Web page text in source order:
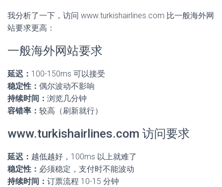
我分析了一下，访问 www.turkishairlines.com 比一般海外网
站要求更高：
一般海外网站要求
延迟： 100-150ms 可以接受
稳定性： 偶尔波动不影响
持续时间： 浏览几分钟
容错率： 较高（刷新就行）
www.turkishairlines.com 访问要求
延迟： 越低越好，100ms 以上就难了
稳定性： 必须稳定，支付时不能波动
持续时间： 订票流程 10-15 分钟